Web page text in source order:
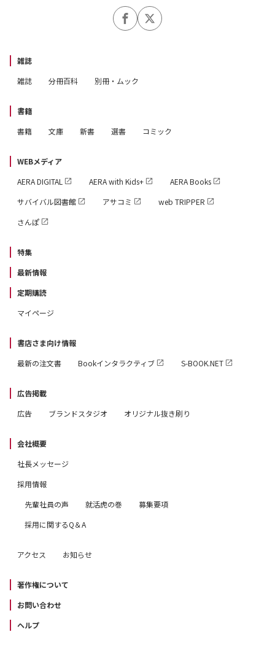
雑誌
雑誌
分冊百科 別冊・ムック
書籍
書籍
文庫 新書 選書 コミック
WEBメディア
AERA DIGITAL
AERA with Kids+
AERA Books
サバイバル図書館
アサコミ
web TRIPPER
さんぽ
特集
最新情報
定期購読
マイページ
書店さま向け情報
最新の注文書
Bookインタラクティブ S-BOOK.NET
広告掲載
広告
ブランドスタジオ オリジナル抜き刷り
会社概要
社長メッセージ
採用情報
先輩社員の声
就活虎の巻
募集要項
採用に関するQ＆A
アクセス お知らせ
著作権について
お問い合わせ
ヘルプ